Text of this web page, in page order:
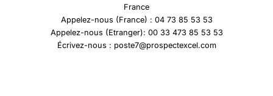
France
Appelez-nous (France) : 04 73 85 53 53
Appelez-nous (Etranger): 00 33 473 85 53 53
Écrivez-nous : poste7@prospectexcel.com